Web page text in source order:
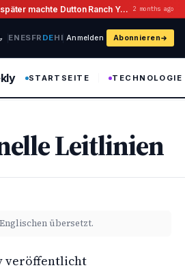
8 Jahre später machte Dutton Ranch Yellowstone Flashback Geschichte 2 months ago
EN ESFR DEHI Anmelden Abonnieren
STARTSEITE TECHNOLOGIE
Leitlinien
übersetzt.
veröffentlicht